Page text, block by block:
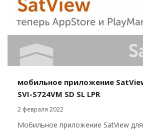
мобильное приложение
SVI-S724VM SD SL LPR
2 февраля 2022
Мобильное приложение SatView для